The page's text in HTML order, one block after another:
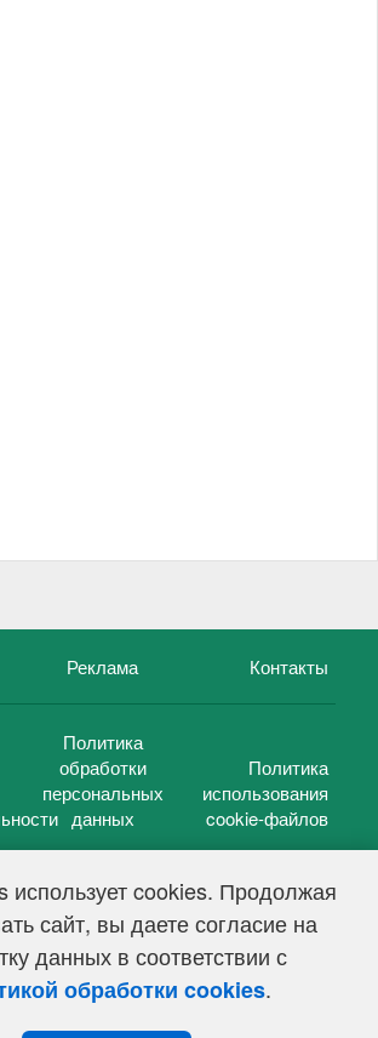
использует cookies. Продолжая
сайт, вы даете согласие на
данных в соответствии с
обработки cookies.
Реклама Контакты
Политика
обработки
персональных
данных
Политика
использования
cookie-файлов
news)2005 — 2026 г.
регистрации СМИ Эл № ФС 77-39848, выдано
по надзору в сфере связи,
и массовых коммуникаций